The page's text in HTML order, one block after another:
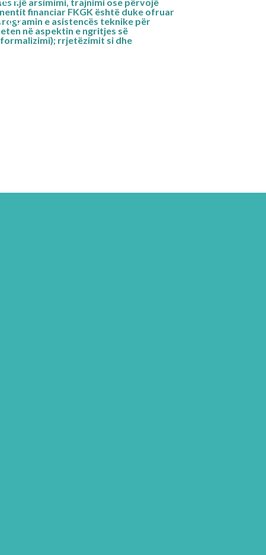
financiar FKGK është duke ofruar
e asistencës teknike për
në aspektin e ngritjes së
rrjetëzimit si dhe